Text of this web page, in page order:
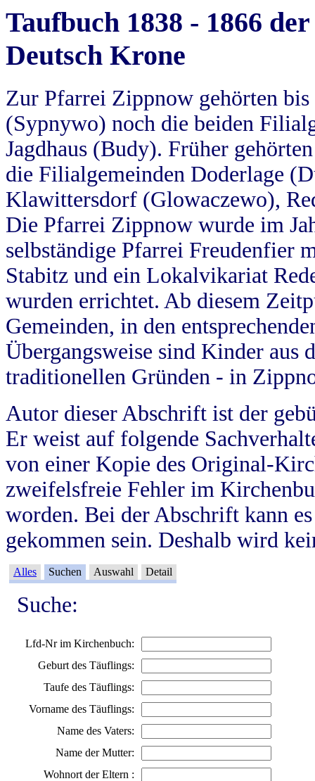
Taufbuch 1838 - 1866
Deutsch Krone
Zur Pfarrei Zippnow gehörten
(Sypnywo) noch die beiden
Jagdhaus (Budy). Früher
die Filialgemeinden Doderlage
Klawittersdorf (Glowaczewo),
Die Pfarrei Zippnow wurde im
selbständige Pfarrei Freudenfier
Stabitz und ein Lokalvikariat
wurden errichtet. Ab diesem
Gemeinden, in den
Übergangsweise sind Kinder aus
traditionellen Gründen - in
Autor dieser Abschrift ist der
Er weist auf folgende
von einer Kopie des Original-
zweifelsfreie Fehler im
worden. Bei der Abschrift kann
gekommen sein. Deshalb wird
Alles Suchen Auswahl Detail
Suche:
Lfd-Nr im Kirchenbuch:
Geburt des Täuflings:
Taufe des Täuflings:
Vorname des Täuflings:
Name des Vaters:
Name der Mutter:
Wohnort der Eltern :